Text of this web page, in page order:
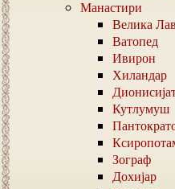
Манастири
Велика
Ватопед
Ивирон
Хиландар
Кутлумуш
Зограф
Дохијар